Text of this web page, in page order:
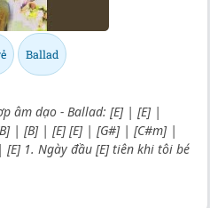
Ballad
âm dạo - Ballad: [E] | [E] |
| [B] | [E] [E] | [G#] | [C#m] |
1. Ngày đầu [E] tiên khi tôi bé